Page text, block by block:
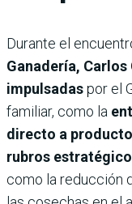
Durante el
Ganadería, Carlos
impulsadaspor el
familiar, como la
directo a
rubros
como la reducción